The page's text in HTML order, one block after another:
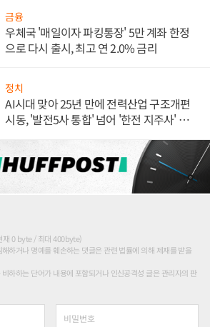
금융
우체국 '매일이자 파킹통장' 5만 계좌 한정
으로 다시 출시, 최고 연 2.0% 금리
정치
AI시대 맞아 25년 만에 전력산업 구조개편
시동, '발전5사 통합' 넘어 '한전 지주사' 재편
재 0 byte / 최대 400byte)
하거나 명예를 훼손하는 댓글은 관련 법률에 의해 제재를 받을
하하는 단어가 내용에 포함되거나 인신공격성 글은 관리자의 판